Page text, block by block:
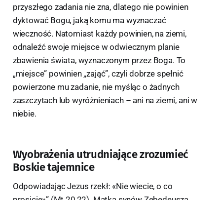
przyszłego zadania nie zna, dlatego nie powinien
dyktować Bogu, jaką komu ma wyznaczać
wieczność. Natomiast każdy powinien, na ziemi,
odnaleźć swoje miejsce w odwiecznym planie
zbawienia świata, wyznaczonym przez Boga. To
„miejsce” powinien „zająć”, czyli dobrze spełnić
powierzone mu zadanie, nie myśląc o żadnych
zaszczytach lub wyróżnieniach – ani na ziemi, ani w
niebie.
Wyobrażenia utrudniające zrozumieć
Boskie tajemnice
Odpowiadając Jezus rzekł: «Nie wiecie, o co